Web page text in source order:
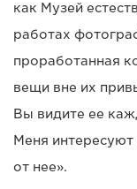
как Музей
работах
проработанная
вещи вне их
Вы видите ее
Меня
от нее».